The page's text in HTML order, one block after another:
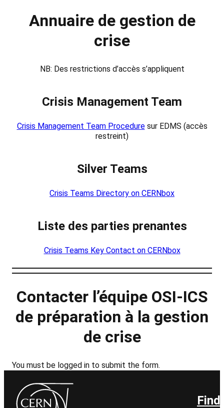
Annuaire de gestion de
crise
NB: Des restrictions d’accès s’appliquent
Crisis Management Team
Crisis Management Team Proceduresur EDMS (accès
restreint)
Silver Teams
Crisis Teams Directory on CERNbox
Liste des parties prenantes
Crisis Teams Key Contact on CERNbox
Contacter l’équipe OSI-ICS
de préparation à la gestion
de crise
You must be logged in to submit the form.
Find